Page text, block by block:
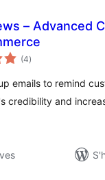
– Advanced
(4puntuacions
totals
)
emails to remind
credibility and